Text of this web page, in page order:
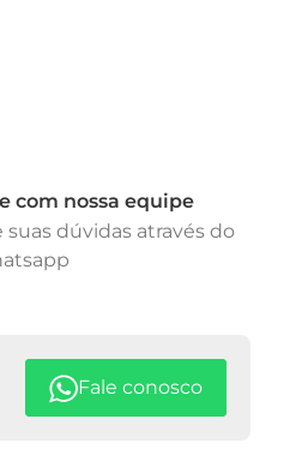
com nossa equipe
suas dúvidas através do
Fale conosco